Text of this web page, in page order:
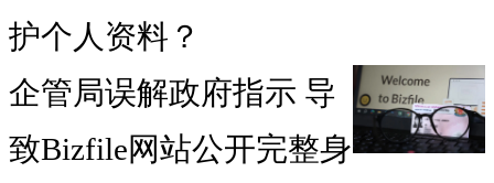
护个人资料？
企管局误解政府指示 导
致Bizfile网站公开完整身